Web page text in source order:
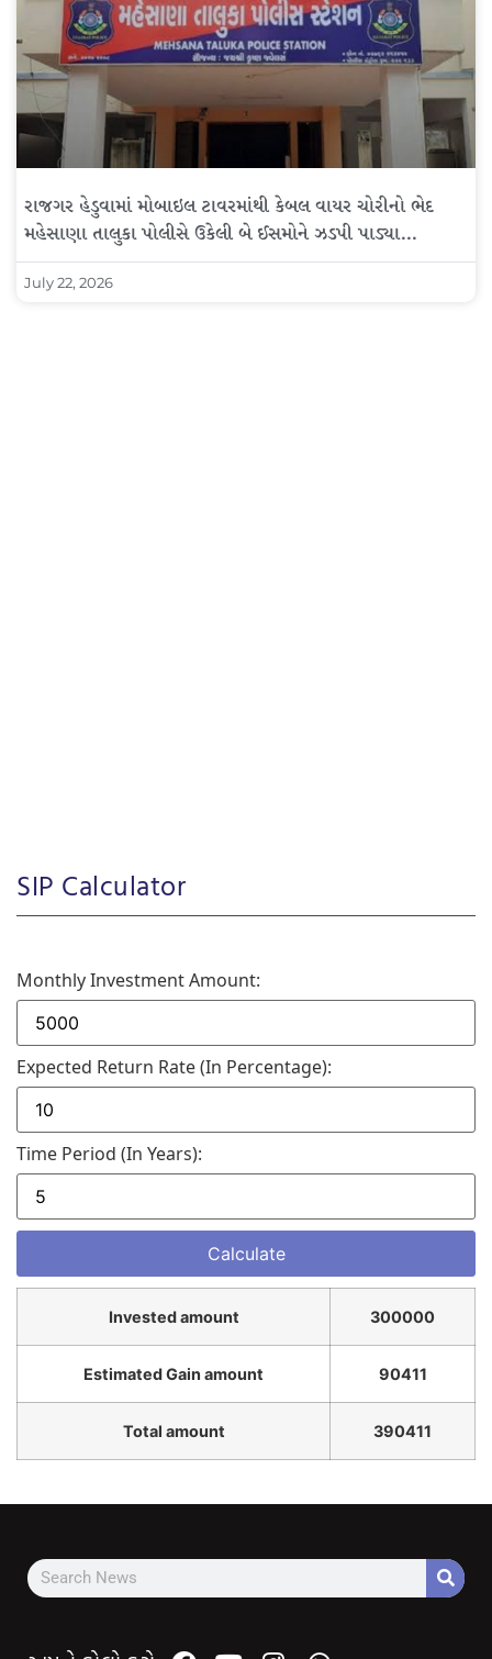
રાજગર હેડુવામાં મોબાઇલ ટાવરમાંથી કેબલ વાયર ચોરીનો ભેદ
મહેસાણા તાલુકા પોલીસે ઉકેલી બે ઈસમોને ઝડપી પાડ્યા…
July 22, 2026
SIP Calculator
Monthly Investment Amount:
Expected Return Rate (in Percentage):
Time Period (in Years):
Invested amount 300000
Estimated Gain amount 90411
Total amount 390411